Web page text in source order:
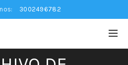
3002496782